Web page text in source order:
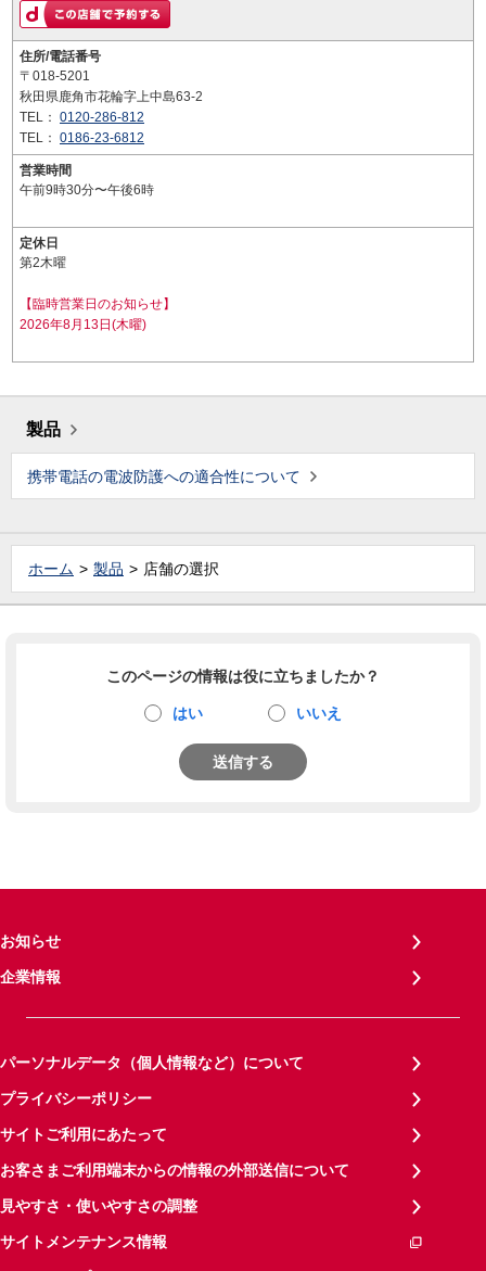
住所/電話番号
〒018-5201
秋田県鹿角市花輪字上中島63-2
TEL： 0120-286-812
TEL： 0186-23-6812
営業時間
午前9時30分〜午後6時
定休日
第2木曜
【臨時営業日のお知らせ】
2026年8月13日(木曜)
製品
携帯電話の電波防護への適合性について
ホーム 製品 店舗の選択
このページの情報は役に立ちましたか？
はい いいえ
送信する
お知らせ
企業情報
パーソナルデータ（個人情報など）について
プライバシーポリシー
サイトご利用にあたって
お客さまご利用端末からの情報の外部送信について
見やすさ・使いやすさの調整
サイトメンテナンス情報